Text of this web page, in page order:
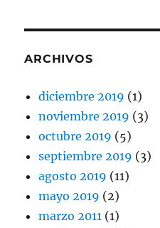
ARCHIVOS
diciembre 2019 (1)
noviembre 2019 (3)
octubre 2019 (5)
septiembre 2019 (3)
agosto 2019 (11)
mayo 2019 (2)
marzo 2011 (1)